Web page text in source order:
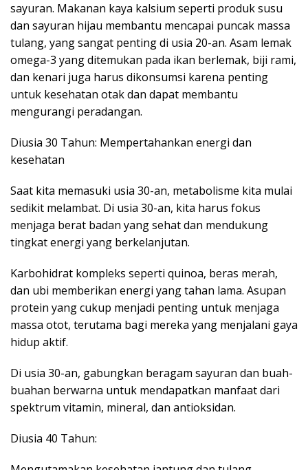
sayuran. Makanan kaya kalsium seperti produk susu
dan sayuran hijau membantu mencapai puncak massa
tulang, yang sangat penting di usia 20-an. Asam lemak
omega-3 yang ditemukan pada ikan berlemak, biji rami,
dan kenari juga harus dikonsumsi karena penting
untuk kesehatan otak dan dapat membantu
mengurangi peradangan.
Diusia 30 Tahun: Mempertahankan energi dan
kesehatan
Saat kita memasuki usia 30-an, metabolisme kita mulai
sedikit melambat. Di usia 30-an, kita harus fokus
menjaga berat badan yang sehat dan mendukung
tingkat energi yang berkelanjutan.
Karbohidrat kompleks seperti quinoa, beras merah,
dan ubi memberikan energi yang tahan lama. Asupan
protein yang cukup menjadi penting untuk menjaga
massa otot, terutama bagi mereka yang menjalani gaya
hidup aktif.
Di usia 30-an, gabungkan beragam sayuran dan buah-
buahan berwarna untuk mendapatkan manfaat dari
spektrum vitamin, mineral, dan antioksidan.
Diusia 40 Tahun: